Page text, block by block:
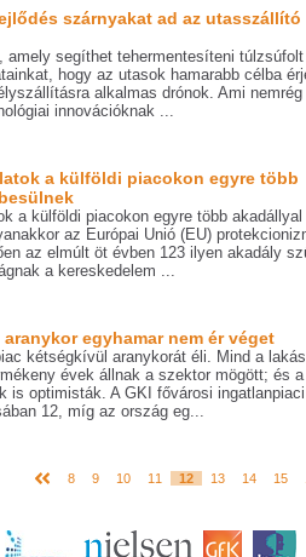
szárnyakat ad az utasszállító
amely segíthet tehermentesíteni túlzsúfolt
hogy az utasok hamarabb célba
alkalmas drónok. Ami nemrég
innovációknak ...
a külföldi piacokon egyre több
a külföldi piacokon egyre több akadállyal
az Európai Unió (EU)
az elmúlt öt évben 123 ilyen akadály
a kereskedelem ...
egyhamar nem ér véget
kétségkívül aranykorát éli. Mind a
évek állnak a szektor mögött; és
is optimisták. A GKI fővárosi ingatlanpiaci
12, míg az ország eg...
8 9 10 11 12 13 14 15